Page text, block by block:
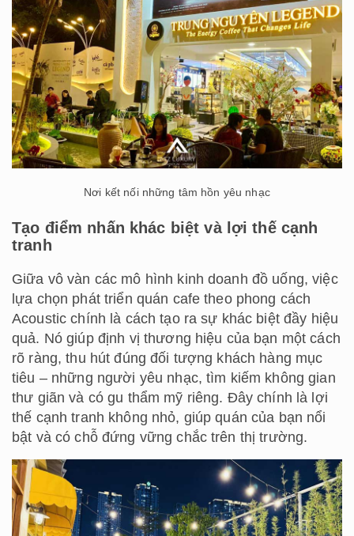
Nơi kết nối những tâm hồn yêu nhạc
Tạo điểm nhấn khác biệt và lợi thế cạnh
tranh
Giữa vô vàn các mô hình kinh doanh đồ uống, việc
lựa chọn phát triển quán cafe theo phong cách
Acoustic chính là cách tạo ra sự khác biệt đầy hiệu
quả. Nó giúp định vị thương hiệu của bạn một cách
rõ ràng, thu hút đúng đối tượng khách hàng mục
tiêu – những người yêu nhạc, tìm kiếm không gian
thư giãn và có gu thẩm mỹ riêng. Đây chính là lợi
thế cạnh tranh không nhỏ, giúp quán của bạn nổi
bật và có chỗ đứng vững chắc trên thị trường.